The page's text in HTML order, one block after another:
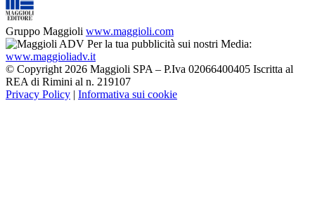
Gruppo Maggioli www.maggioli.com
Per la tua pubblicità sui nostri Media:
www.maggioliadv.it
© Copyright 2026 Maggioli SPA – P.Iva 02066400405 Iscritta al
REA di Rimini al n. 219107
Privacy Policy | Informativa sui cookie